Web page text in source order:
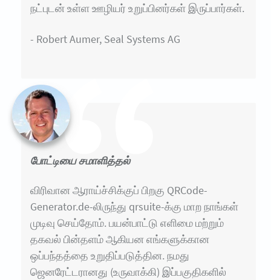
நட்புடன் உள்ள ஊழியர் உறுப்பினர்கள் இருப்பார்கள்.
- Robert Aumer, Seal Systems AG
போட்டியை சமாளித்தல்
விரிவான ஆராய்ச்சிக்குப் பிறகு QRCode-
Generator.de-லிருந்து qrsuite-க்கு மாற நாங்கள்
முடிவு செய்தோம். பயன்பாட்டு எளிமை மற்றும்
தகவல் பின்தளம் ஆகியன எங்களுக்கான
ஒப்பந்தத்தை உறுதிப்படுத்தின. நமது
ஜெனரேட்டரானது (உருவாக்கி) இப்பகுதிகளில்